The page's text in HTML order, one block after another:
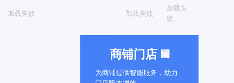
加载失败 加载失败
商铺门店
加
载
失
败
为商铺提供智能服务，助力
加载失
败